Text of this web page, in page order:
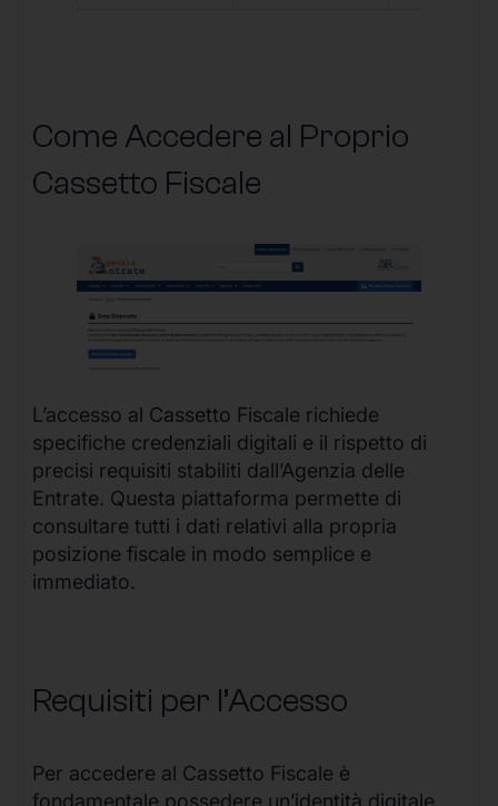
Come Accedere al Proprio
Cassetto Fiscale
L’accesso al Cassetto Fiscale richiede
specifiche credenziali digitali e il rispetto di
precisi requisiti stabiliti dall’Agenzia delle
Entrate. Questa piattaforma permette di
consultare tutti i dati relativi alla propria
posizione fiscale in modo semplice e
immediato.
Requisiti per l’Accesso
Per accedere al Cassetto Fiscale è
fondamentale possedere un’identità digitale